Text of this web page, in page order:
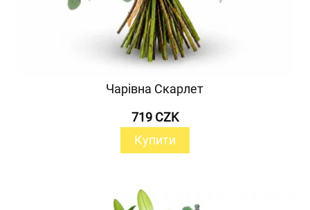
Чарівна Скарлет
719 CZK
Купити